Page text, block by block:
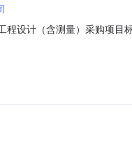
程设计（含测量）采购项目
区站场优化升级工程的初